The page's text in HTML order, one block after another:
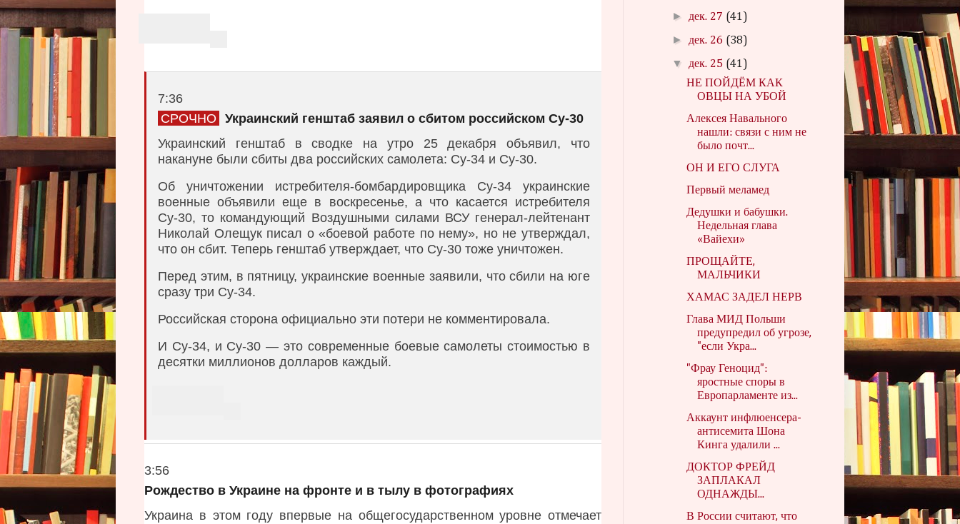
e
o
s
h
r
e
p
t
i
n
s
О
т
п
р
а
в
е
н
о
в
7
:
6
7:36
СРОЧНО
Украинский генштаб заявил о сбитом российском Су-30
Украинский генштаб в сводке на утро 25 декабря объявил, что
накануне были сбиты два российских самолета: Су-34 и Су-30.
Об уничтожении истребителя-бомбардировщика Су-34 украинские
военные объявили еще в воскресенье, а что касается истребителя
Су-30, то командующий Воздушными силами ВСУ генерал-лейтенант
Николай Олещук писал о «боевой работе по нему», но не утверждал,
что он сбит. Теперь генштаб утверждает, что Су-30 тоже уничтожен.
Перед этим, в пятницу, украинские военные заявили, что сбили на юге
сразу три Су-34.
Российская сторона официально эти потери не комментировала.
И Су-34, и Су-30 — это современные боевые самолеты стоимостью в
десятки миллионов долларов каждый.
i
l
e
s
e
r
s
О
т
п
р
3:56
Рождество в Украине на фронте и в тылу в фотографиях
Украина в этом году впервые на общегосударственном уровне отмечает
► дек. 27 (41)
► дек. 26 (38)
▼ дек. 25 (41)
НЕ ПОЙДЁМ КАК
ОВЦЫ НА УБОЙ
Алексея Навального
нашли: связи с ним не
было почт...
ОН И ЕГО СЛУГА
Первый меламед
Дедушки и бабушки.
Недельная глава
«Вайехи»
ПРОЩАЙТЕ,
МАЛЬЧИКИ
ХАМАС ЗАДЕЛ НЕРВ
Глава МИД Польши
предупредил об угрозе,
"если Укра...
"Фрау Геноцид":
яростные споры в
Европарламенте из...
Аккаунт инфлюенсера-
антисемита Шона
Кинга удалили ...
ДОКТОР ФРЕЙД
ЗАПЛАКАЛ
ОДНАЖДЫ...
В России считают, что